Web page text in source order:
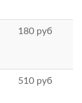
180 руб
510 руб